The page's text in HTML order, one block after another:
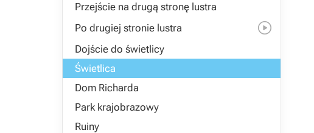
Przejście na drugą stronę lustra
Po drugiej stronie lustra

Dojście do świetlicy
Świetlica
Dom Richarda
Park krajobrazowy
Ruiny